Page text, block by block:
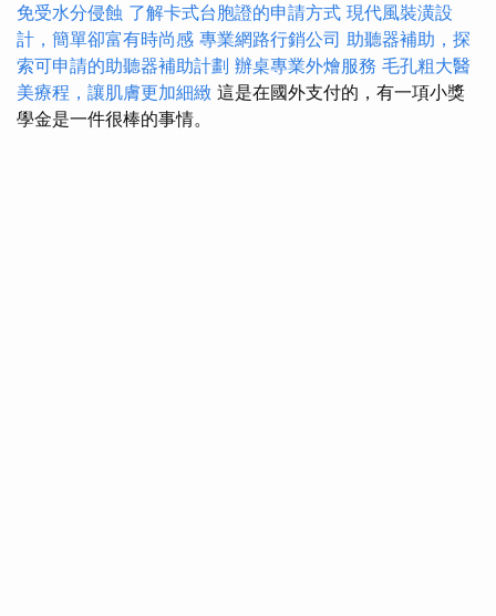
免受水分侵蝕 了解卡式台胞證的申請方式 現代風裝潢設
計，簡單卻富有時尚感 專業網路行銷公司 助聽器補助，探
索可申請的助聽器補助計劃 辦桌專業外燴服務 毛孔粗大醫
美療程，讓肌膚更加細緻 這是在國外支付的，有一項小獎
學金是一件很棒的事情。